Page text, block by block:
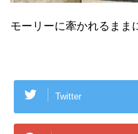
モーリーに牽かれるまま
Twitter